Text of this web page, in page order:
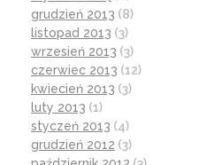
grudzień 2013 (8)
listopad 2013 (3)
wrzesień 2013 (3)
czerwiec 2013 (12)
kwiecień 2013 (3)
luty 2013 (1)
styczeń 2013 (4)
grudzień 2012 (3)